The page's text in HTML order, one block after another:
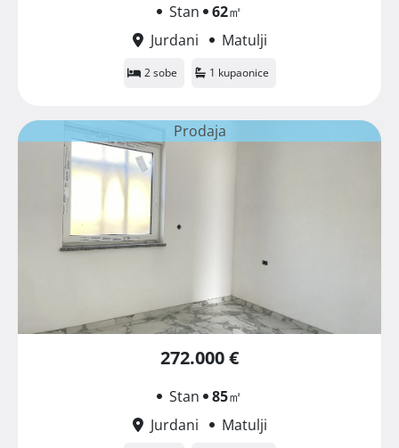
Stan 62㎡
Jurdani
Matulji
2 sobe 1 kupaonice
Prodaja
272.000 €
Stan 85㎡
Jurdani
Matulji